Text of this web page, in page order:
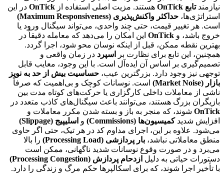
نیازمندتابع OnTick هستند. مزیت اصلی استفاده از OnTick در این
استراتژی‌ها، حداکثر واکنش‌پذیری (Maximum Responsiveness)
است. هر تغییر قیمت، حتی چند واحدی، می‌تواند سیگنال ورود یا
خروج باشد، و OnTick این امکان را می‌دهد که معامله دقیقاً در
بهترین نقطه ممکن، قبل از اینکه نوسان محو شود، اجرا گردد.
همچنین، این تابع برای نظارت بر
اسپرد در زمان واقعی و
تصمیم‌گیری بر اساس آن ایده‌آل است. با این وجود، معایب قابل
توجهی نیز وجود دارد. بزرگترین عیب، حساسیت بیش از حد به نویز
بازار (Market Noise)
است. نوسانات کوچک و بی‌اهمیت که صرفاً
ناشی از معاملات داخلی کارگزاری یا حرکت‌های کوتاه مدت بین
بازیگران بزرگ هستند، می‌توانند باعث سیگنال‌های کاذب متعدد در
OnTick شوند، که منجر به باز و بسته شدن مکرر معاملات و
افزایش شدیدکمیسیون‌ها (Commissions) و اسلیپیج (Slippage)
می‌شود. علاوه بر این، اجرای مداوم کد در هر تیک، حتی اگر حاوی
منطق معاملاتی نباشد، بار پردازشی (Processing Load)
را بالا
می‌برد و در صورت وقوع نوسانات شدید ناگهانی، ممکن است
دستورات حیاتی به دلیل ازدحام پردازش (Processing Congestion)
با تأخیر اجرا شوند، که برای اسکالپرها حکم مرگ و زندگی را دارد.